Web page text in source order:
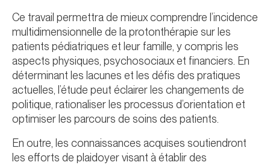
Ce travail permettra de mieux comprendre l’incidence
multidimensionnelle de la protonthérapie sur les
patients pédiatriques et leur famille, y compris les
aspects physiques, psychosociaux et financiers. En
déterminant les lacunes et les défis des pratiques
actuelles, l’étude peut éclairer les changements de
politique, rationaliser les processus d’orientation et
optimiser les parcours de soins des patients.
En outre, les connaissances acquises soutiendront
les efforts de plaidoyer visant à établir des